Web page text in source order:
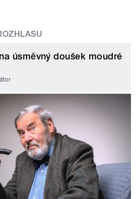
úsměvný doušek moudré